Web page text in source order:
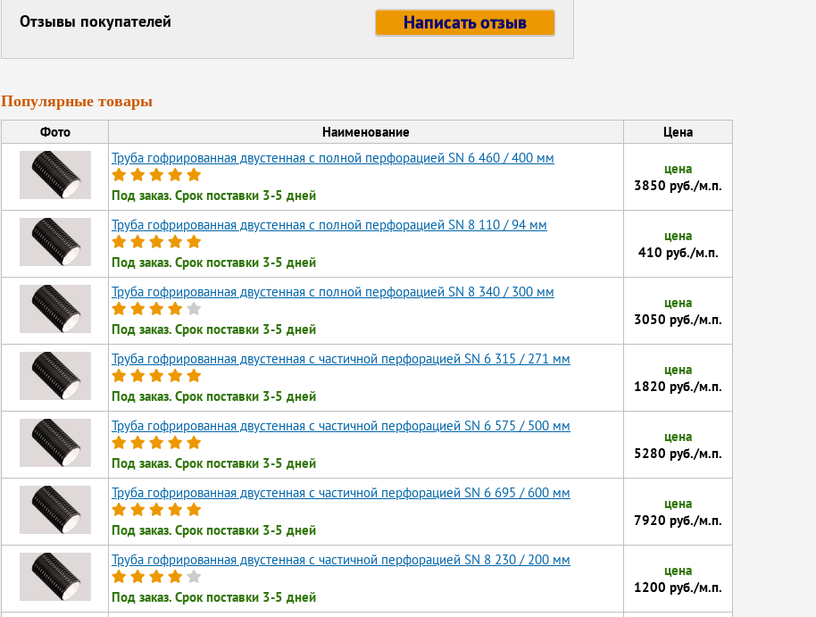
Отзывы покупателей Написать отзыв
Популярные товары
Фото Наименование
Цена
Труба гофрированная двустенная с полной перфорацией SN 6 460 / 400 мм
Под заказ. Срок поставки 3-5 дней
цена
3850 руб./м.п.
Труба гофрированная двустенная с полной перфорацией SN 8 110 / 94 мм
Под заказ. Срок поставки 3-5 дней
цена
410 руб./м.п.
Труба гофрированная двустенная с полной перфорацией SN 8 340 / 300 мм
Под заказ. Срок поставки 3-5 дней
цена
3050 руб./м.п.
Труба гофрированная двустенная с частичной перфорацией SN 6 315 / 271 мм
Под заказ. Срок поставки 3-5 дней
цена
1820 руб./м.п.
Труба гофрированная двустенная с частичной перфорацией SN 6 575 / 500 мм
Под заказ. Срок поставки 3-5 дней
цена
5280 руб./м.п.
Труба гофрированная двустенная с частичной перфорацией SN 6 695 / 600 мм
Под заказ. Срок поставки 3-5 дней
цена
7920 руб./м.п.
Труба гофрированная двустенная с частичной перфорацией SN 8 230 / 200 мм
Под заказ. Срок поставки 3-5 дней
цена
1200 руб./м.п.